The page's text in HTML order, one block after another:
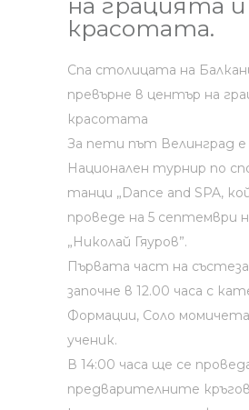
на грацията и
красотата.
Спа столицата на
превърне в център на
красотата
За пети път Велинград е
Национален турнир по
танци „Dance and SPA,
проведе на 5 септември
„Николай Гяуров”.
Първата част на
започне в 12.00 часа с
Формации, Соло
ученик.
В 14:00 часа ще се
предварителните